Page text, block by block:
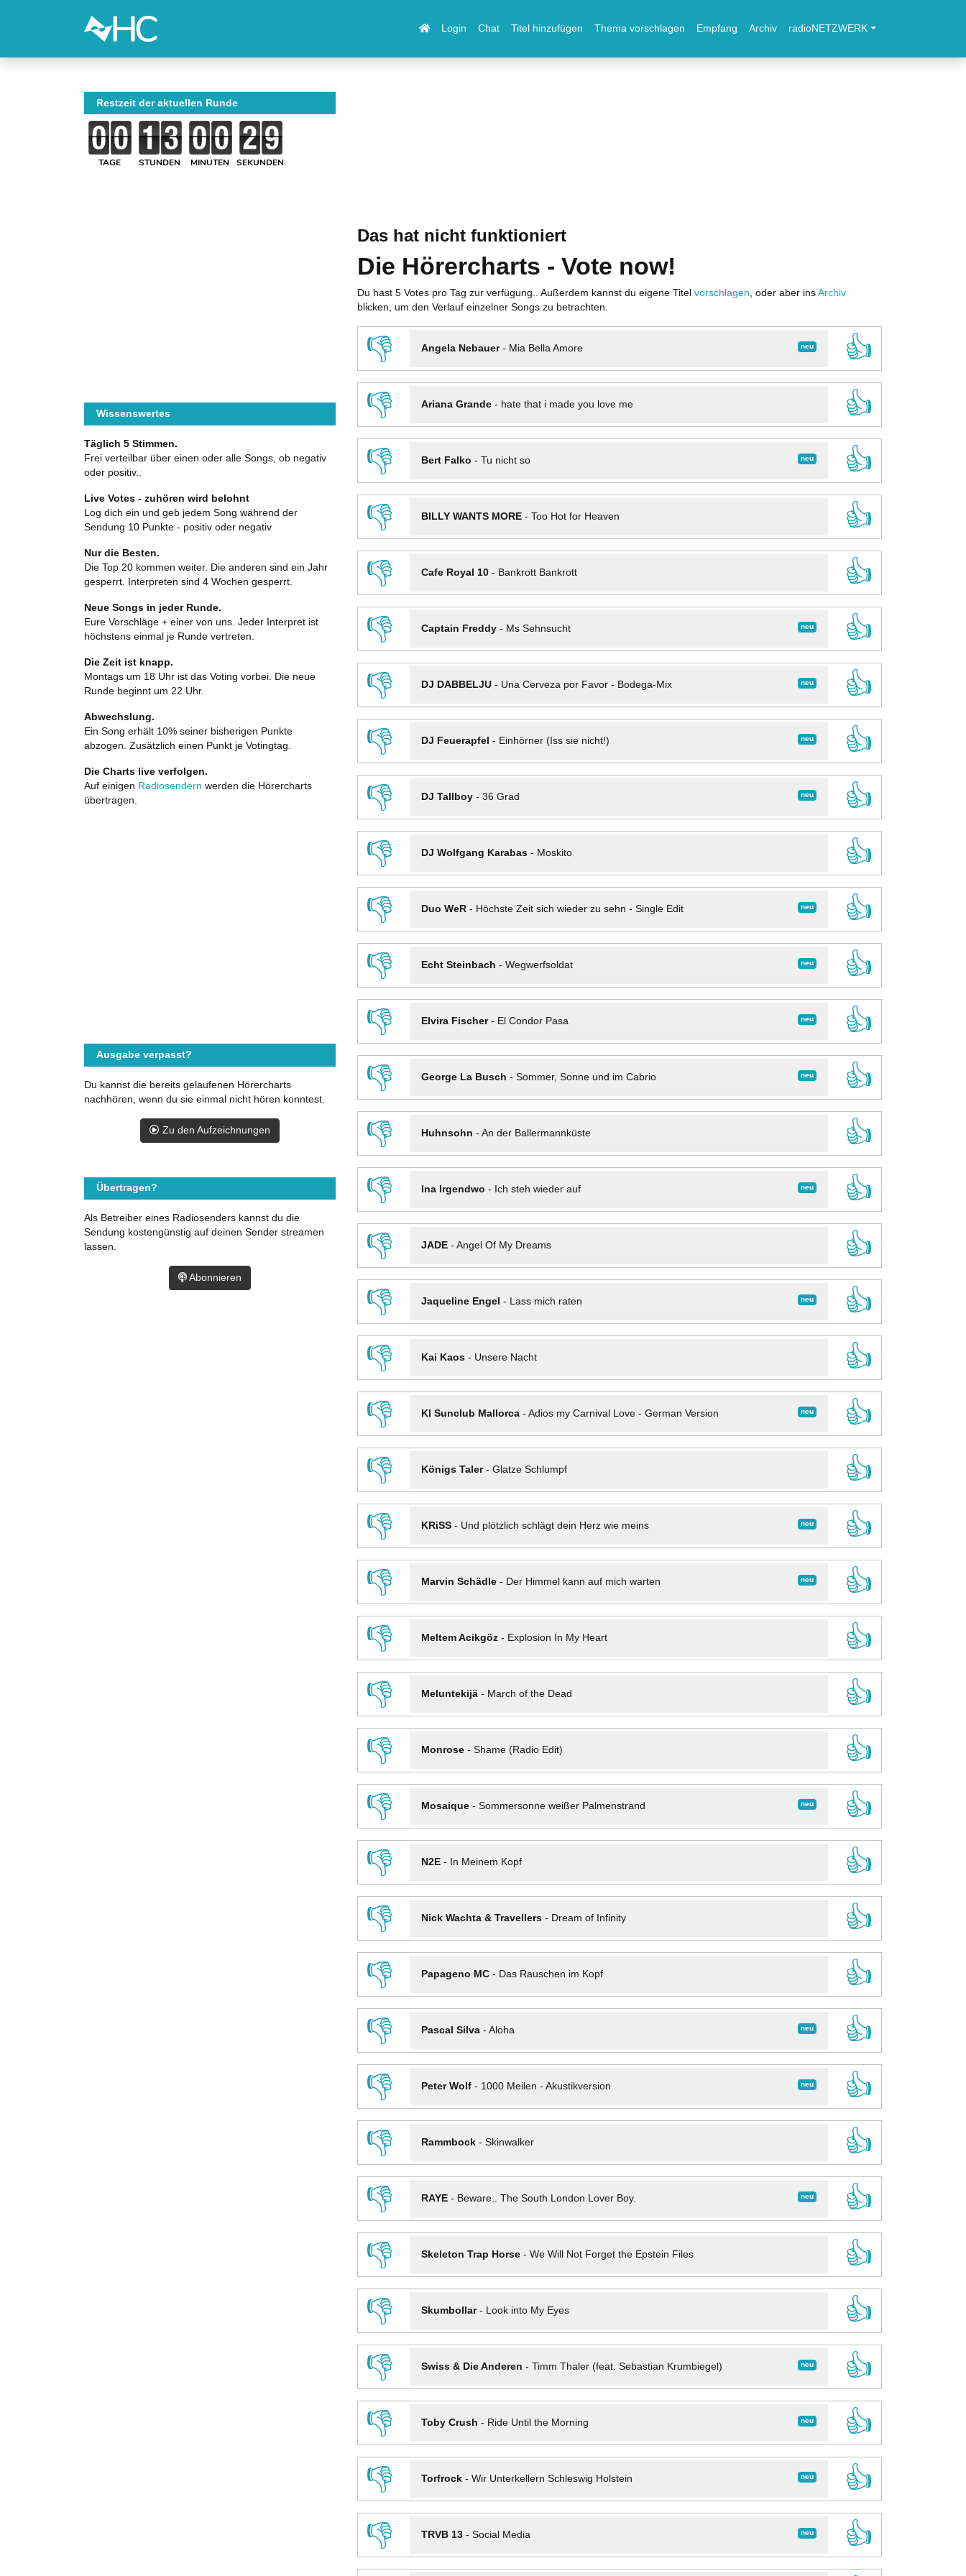
Login Chat Titel hinzufügen Thema vorschlagen Empfang Archiv radioNETZWERK
Das hat nicht funktioniert
Die Hörercharts - Vote now!
Du hast 5 Votes pro Tag zur verfügung.. Außerdem kannst du eigene Titel vorschlagen , oder aber ins Archiv
blicken, um den Verlauf einzelner Songs zu betrachten.
👎 neu
Angela Nebauer- Mia Bella Amore
👍
👎
Ariana Grande- hate that i made you love me
👍
👎
neu
Bert Falko - Tu nicht so
👍
👎
BILLY WANTS MORE- Too Hot for Heaven
👍
👎
Cafe Royal 10- Bankrott Bankrott
👍
👎
neu
Captain Freddy- Ms Sehnsucht
👍
👎
neu
DJ DABBELJU- Una Cerveza por Favor - Bodega-Mix
👍
👎
neu
DJ Feuerapfel - Einhörner (Iss sie nicht!)
👍
👎
neu
DJ Tallboy- 36 Grad
👍
👎
DJ Wolfgang Karabas- Moskito
👍
👎
neu
Duo WeR- Höchste Zeit sich wieder zu sehn - Single Edit
👍
👎
neu
Echt Steinbach - Wegwerfsoldat
👍
👎
neu
Elvira Fischer- El Condor Pasa
👍
👎
neu
George La Busch - Sommer, Sonne und im Cabrio
👍
👎
Huhnsohn - An der Ballermannküste
👍
👎
neu
Ina Irgendwo - Ich steh wieder auf
👍
👎
JADE- Angel Of My Dreams
👍
👎
neu
Jaqueline Engel - Lass mich raten
👍
👎
Kai Kaos- Unsere Nacht
👍
👎
neu
KI Sunclub Mallorca- Adios my Carnival Love - German Version
👍
👎
Königs Taler- Glatze Schlumpf
👍
👎
neu
KRiSS- Und plötzlich schlägt dein Herz wie meins
👍
👎
neu
Marvin Schädle- Der Himmel kann auf mich warten
👍
👎
Meltem Acikgöz- Explosion In My Heart
👍
👎
Meluntekijä- March of the Dead
👍
👎
Monrose- Shame (Radio Edit)
👍
👎
neu
Mosaique- Sommersonne weißer Palmenstrand
👍
👎
N2E- In Meinem Kopf
👍
👎
Nick Wachta & Travellers- Dream of Infinity
👍
👎
Papageno MC- Das Rauschen im Kopf
👍
👎
neu
Pascal Silva- Aloha
👍
👎
neu
Peter Wolf- 1000 Meilen - Akustikversion
👍
👎
Rammbock- Skinwalker
👍
👎
neu
RAYE- Beware.. The South London Lover Boy.
👍
👎
Skeleton Trap Horse- We Will Not Forget the Epstein Files
👍
👎
Skumbollar- Look into My Eyes
👍
👎
neu
Swiss & Die Anderen - Timm Thaler (feat. Sebastian Krumbiegel)
👍
👎
neu
Toby Crush - Ride Until the Morning
👍
👎
neu
Torfrock- Wir Unterkellern Schleswig Holstein
👍
👎
neu
TRVB 13- Social Media
👍
Restzeit der aktuellen Runde
TAGE STUNDEN MINUTEN SEKUNDEN
Wissenswertes
Täglich 5 Stimmen.
Frei verteilbar über einen oder alle Songs, ob negativ
oder positiv..
Live Votes - zuhören wird belohnt
Log dich ein und geb jedem Song während der
Sendung 10 Punkte - positiv oder negativ
Nur die Besten.
Die Top 20 kommen weiter. Die anderen sind ein Jahr
gesperrt. Interpreten sind 4 Wochen gesperrt.
Neue Songs in jeder Runde.
Eure Vorschläge + einer von uns. Jeder Interpret ist
höchstens einmal je Runde vertreten.
Die Zeit ist knapp.
Montags um 18 Uhr ist das Voting vorbei. Die neue
Runde beginnt um 22 Uhr.
Abwechslung.
Ein Song erhält 10% seiner bisherigen Punkte
abzogen. Zusätzlich einen Punkt je Votingtag.
Die Charts live verfolgen.
Auf einigen Radiosendern werden die Hörercharts
übertragen.
Ausgabe verpasst?
Du kannst die bereits gelaufenen Hörercharts
nachhören, wenn du sie einmal nicht hören konntest.
Zu den Aufzeichnungen
Übertragen?
Als Betreiber eines Radiosenders kannst du die
Sendung kostengünstig auf deinen Sender streamen
lassen.
Abonnieren